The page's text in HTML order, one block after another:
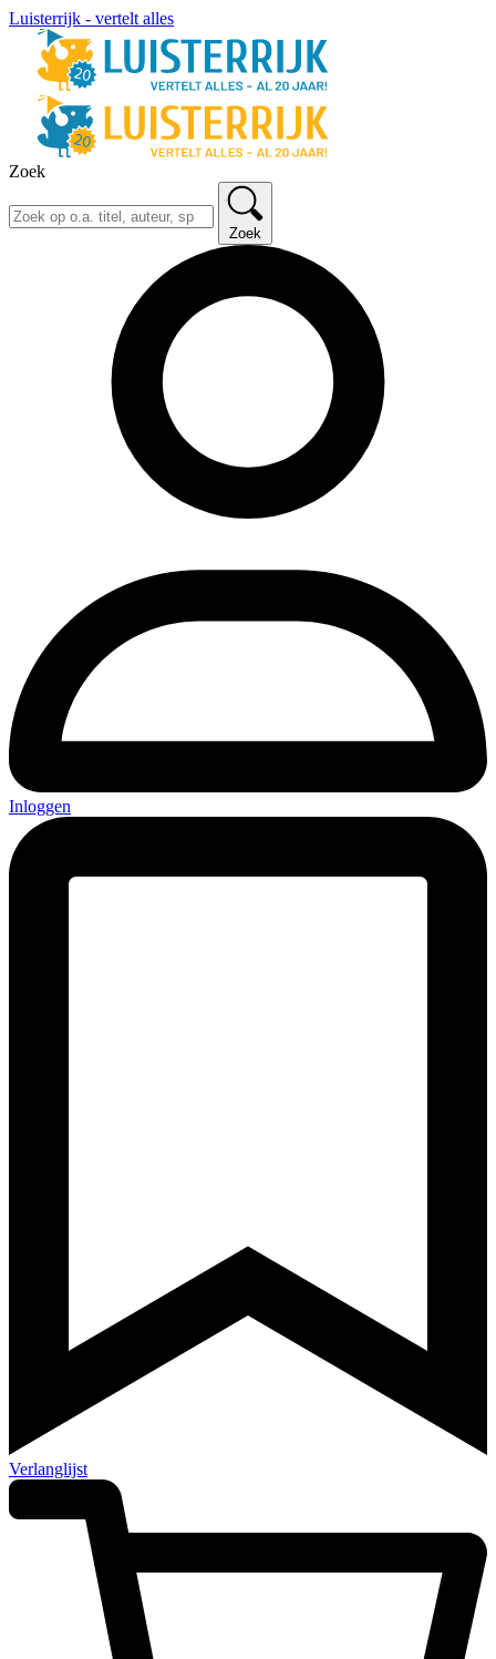
Luisterrijk - vertelt alles
Zoek
Zoek
Inloggen
Verlanglijst